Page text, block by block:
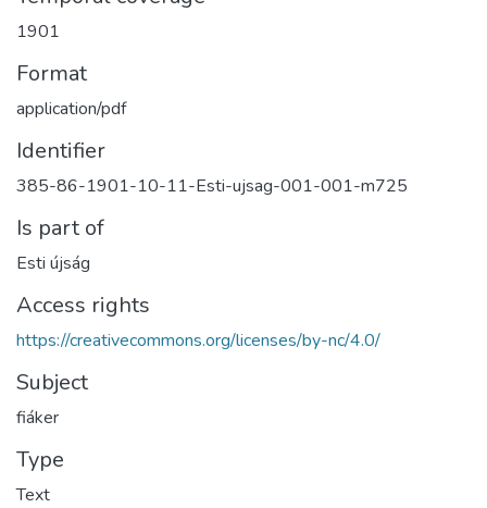
1901
Format
application/pdf
Identifier
385-86-1901-10-11-Esti-ujsag-001-001-m725
Is part of
Esti újság
Access rights
https://creativecommons.org/licenses/by-nc/4.0/
Subject
fiáker
Type
Text